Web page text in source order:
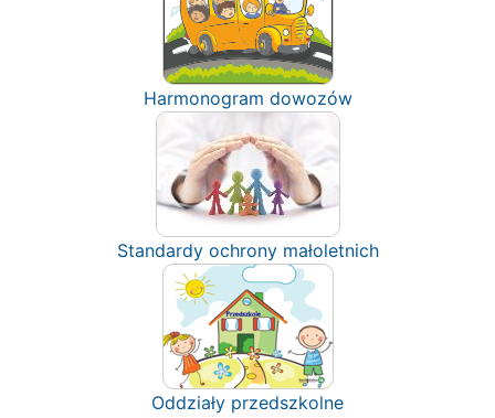
Harmonogram dowozów
Standardy ochrony małoletnich
Oddziały przedszkolne